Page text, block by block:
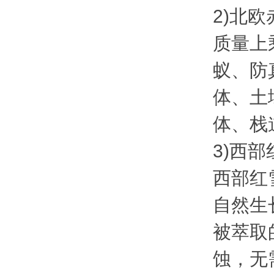
2)北欧
质量
蚁、防
体、土
体、栈
3)西部
西部红
自然
被萃取
蚀，无